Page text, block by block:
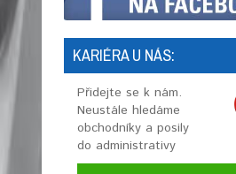
KARIÉRA U NÁS:
Přidejte se k nám.
Neustále hledáme
obchodníky a posily
do administrativy